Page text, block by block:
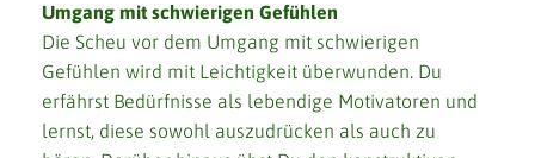
Umgang mit schwierigen Gefühlen
Die Scheu vor dem Umgang mit schwierigen
Gefühlen wird mit Leichtigkeit überwunden. Du
erfährst Bedürfnisse als lebendige Motivatoren und
lernst, diese sowohl auszudrücken als auch zu